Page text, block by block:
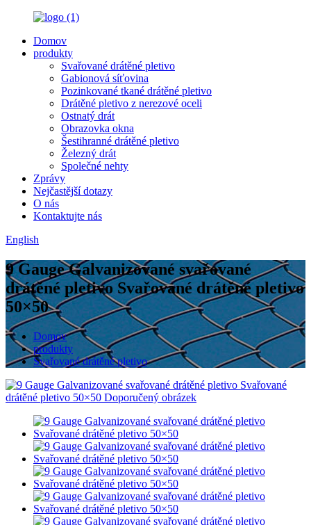
Domov
produkty
Svařované drátěné pletivo
Gabionová síťovina
Pozinkované tkané drátěné pletivo
Drátěné pletivo z nerezové oceli
Ostnatý drát
Obrazovka okna
Šestihranné drátěné pletivo
Železný drát
Společné nehty
Zprávy
Nejčastější dotazy
O nás
Kontaktujte nás
English
9 Gauge Galvanizované svařované
drátěné pletivo Svařované drátěné pletivo
50×50
Domov
produkty
Svařované drátěné pletivo